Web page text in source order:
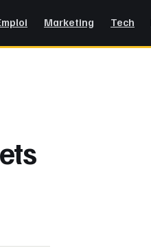
Marketing Tech